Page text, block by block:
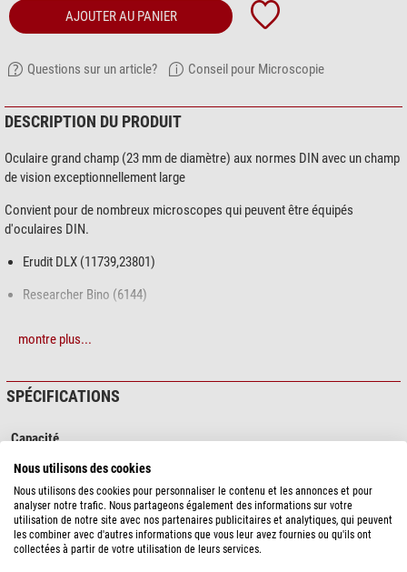
AJOUTER AU PANIER
Questions sur un article? Conseil pour Microscopie
DESCRIPTION DU PRODUIT
Oculaire grand champ (23 mm de diamètre) aux normes DIN avec un champ
de vision exceptionnellement large
Convient pour de nombreux microscopes qui peuvent être équipés
d'oculaires DIN.
Erudit DLX (11739,23801)
Researcher Bino (6144)
BioScience Trino (20767)
Science MPO 401 (12861)
Science MTL-201 (12562)
Biolux ICD (12892)
montre plus...
SPÉCIFICATIONS
Capacité
Grossissement
Nombre (exemplaires)
1
Particularités
Echelle de micromètres
Nous utilisons des cookies
Nous utilisons des cookies pour personnaliser le contenu et les annonces et pour
analyser notre trafic. Nous partageons également des informations sur votre
utilisation de notre site avec nos partenaires publicitaires et analytiques, qui peuvent
les combiner avec d'autres informations que vous leur avez fournies ou qu'ils ont
collectées à partir de votre utilisation de leurs services.